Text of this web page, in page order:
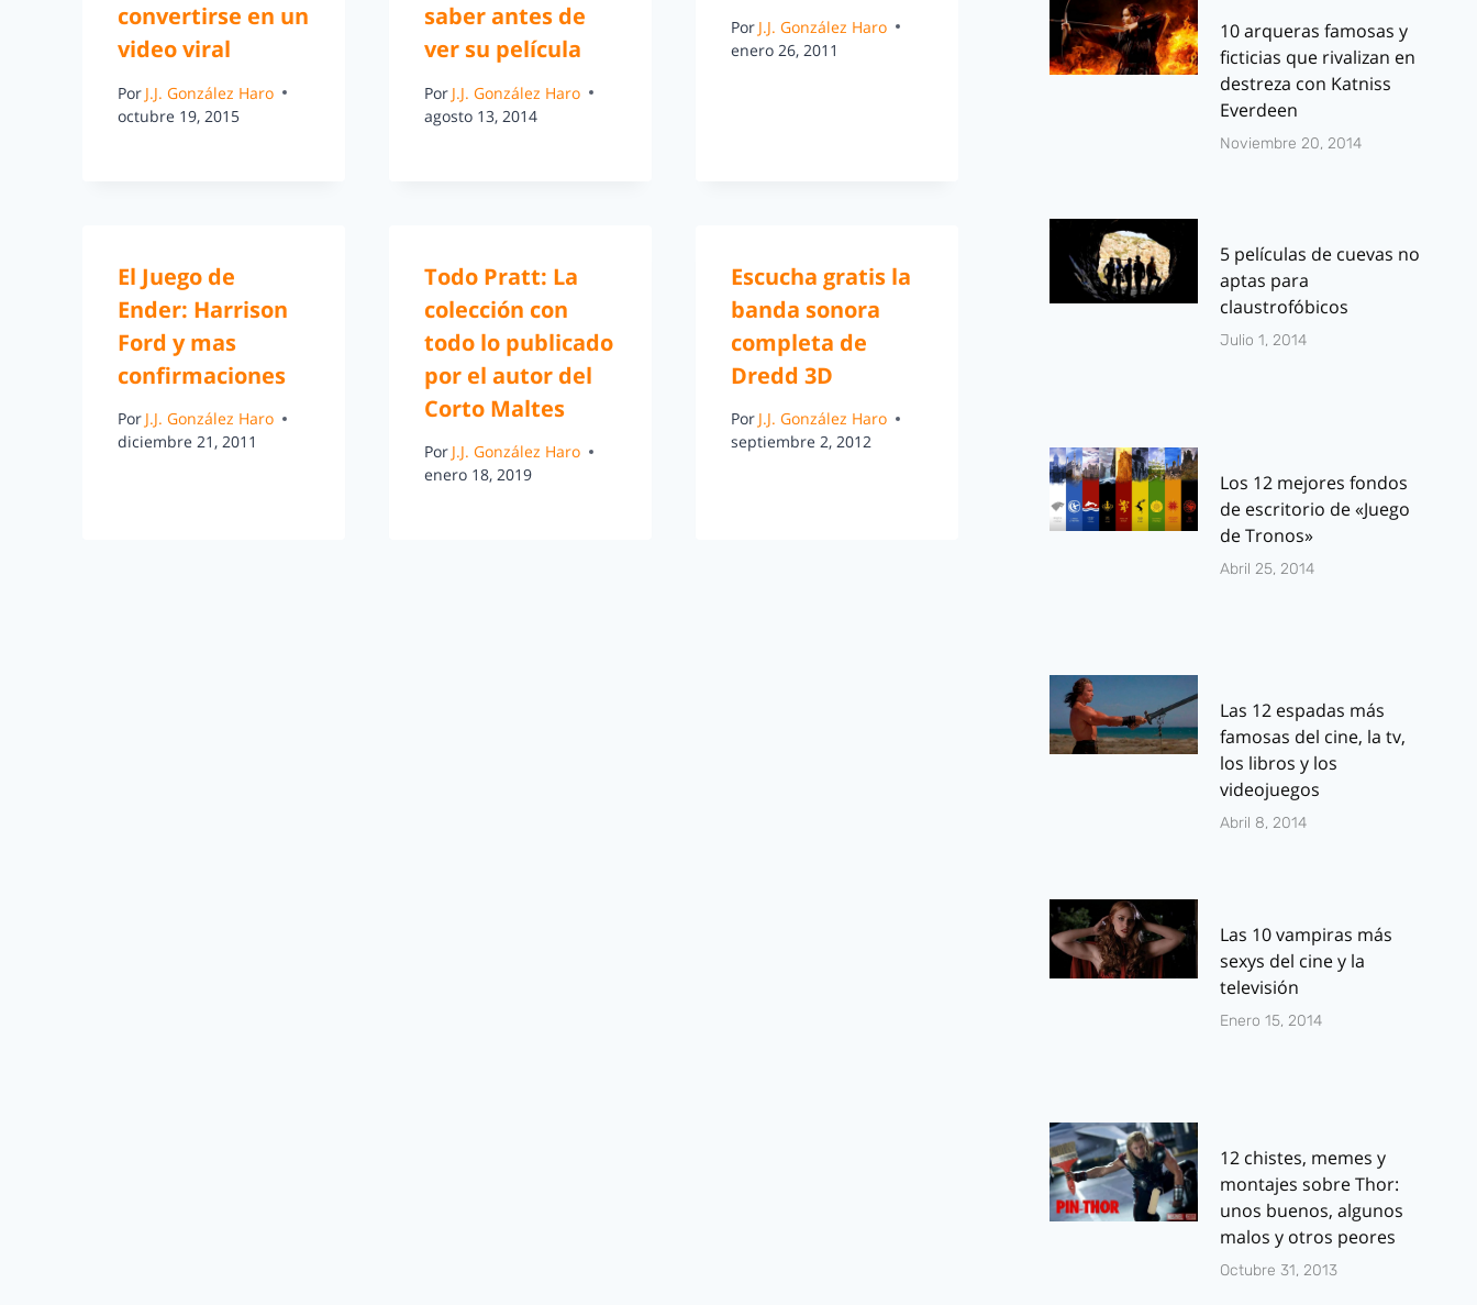
convertirse en un
video viral
Por J.J. González Haro
octubre 19, 2015
saber antes de
ver su película
Por J.J. González Haro
agosto 13, 2014
Por J.J. González Haro
enero 26, 2011
El Juego de
Ender: Harrison
Ford y mas
confirmaciones
Por J.J. González Haro
diciembre 21, 2011
Todo Pratt: La
colección con
todo lo publicado
por el autor del
Corto Maltes
Por J.J. González Haro
enero 18, 2019
Escucha gratis la
banda sonora
completa de
Dredd 3D
Por J.J. González Haro
septiembre 2, 2012
10 arqueras famosas y
ficticias que rivalizan en
destreza con Katniss
Everdeen
Noviembre 20, 2014
5 películas de cuevas no
aptas para
claustrofóbicos
Julio 1, 2014
Los 12 mejores fondos
de escritorio de «Juego
de Tronos»
Abril 25, 2014
Las 12 espadas más
famosas del cine, la tv,
los libros y los
videojuegos
Abril 8, 2014
Las 10 vampiras más
sexys del cine y la
televisión
Enero 15, 2014
12 chistes, memes y
montajes sobre Thor:
unos buenos, algunos
malos y otros peores
Octubre 31, 2013